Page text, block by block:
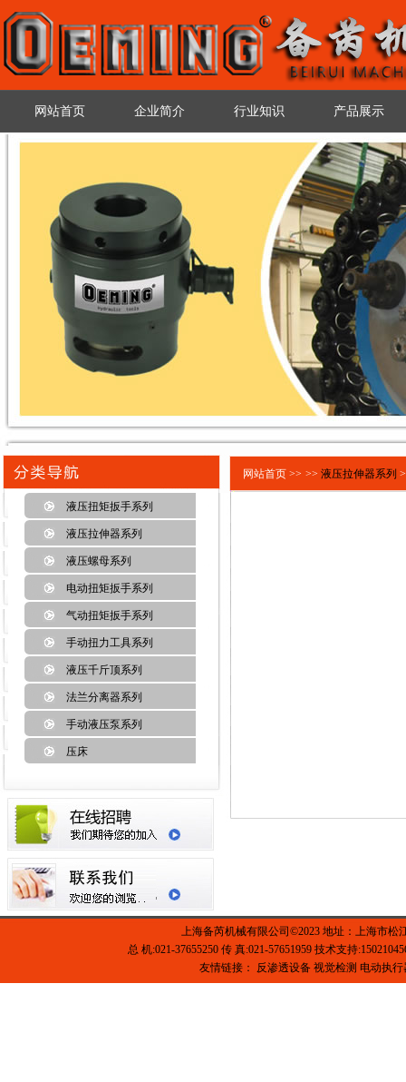
网站首页 企业简介 行业知识 产品展示
液压扭矩扳手系列
液压拉伸器系列
液压螺母系列
电动扭矩扳手系列
气动扭矩扳手系列
手动扭力工具系列
液压千斤顶系列
法兰分离器系列
手动液压泵系列
压床
网站首页 >> >> 液压拉伸器系列
上海备芮机械有限公司©2023 地址：上海市松
总 机:021-37655250 传 真:021-57651959 技术支持
友情链接： 反渗透设备 视觉检测 电动执行